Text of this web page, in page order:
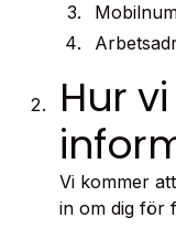
Hur
Vi kommer
in om dig för